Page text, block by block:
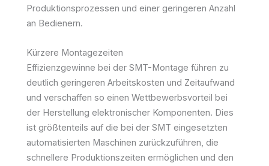
Produktionsprozessen und einer geringeren Anzahl
an Bedienern.
Kürzere Montagezeiten
Effizienzgewinne bei der SMT-Montage führen zu
deutlich geringeren Arbeitskosten und Zeitaufwand
und verschaffen so einen Wettbewerbsvorteil bei
der Herstellung elektronischer Komponenten. Dies
ist größtenteils auf die bei der SMT eingesetzten
automatisierten Maschinen zurückzuführen, die
schnellere Produktionszeiten ermöglichen und den